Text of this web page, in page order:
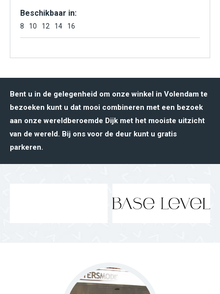
Beschikbaar in:
8 10 12 14 16
Bent u in de gelegenheid om onze winkel in Volendam te
bezoeken kunt u dat mooi combineren met een bezoek
aan onze wereldberoemde Dijk met het mooiste uitzicht
van de wereld. Bij ons voor de deur kunt u gratis
parkeren.